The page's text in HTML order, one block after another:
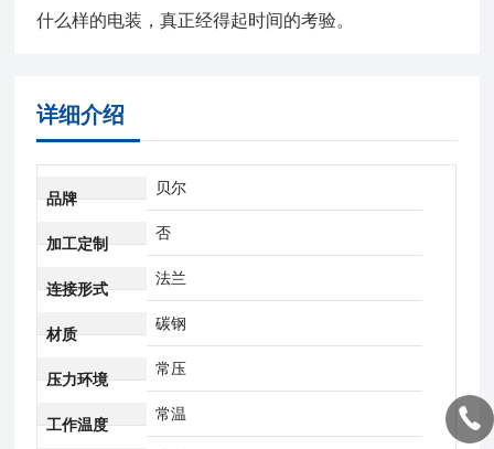
什么样的电装，真正经得起时间的考验。
详细介绍
品牌
贝尔
加工定制
否
连接形式
法兰
材质
碳钢
压力环境
常压
工作温度
常温